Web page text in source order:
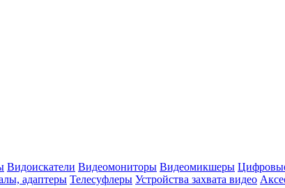
Видоискатели Видеомониторы Видеомикшеры
адаптеры Телесуфлеры Устройства захвата видео